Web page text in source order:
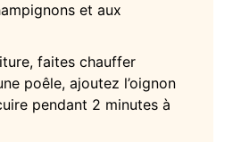
et aux
faites chauffer
poêle, ajoutez l’oignon
pendant 2 minutes à